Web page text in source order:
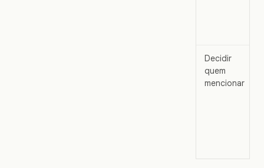
Decidir
quem
mencionar